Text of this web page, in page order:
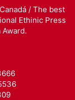
/ The best
Ethinic Press